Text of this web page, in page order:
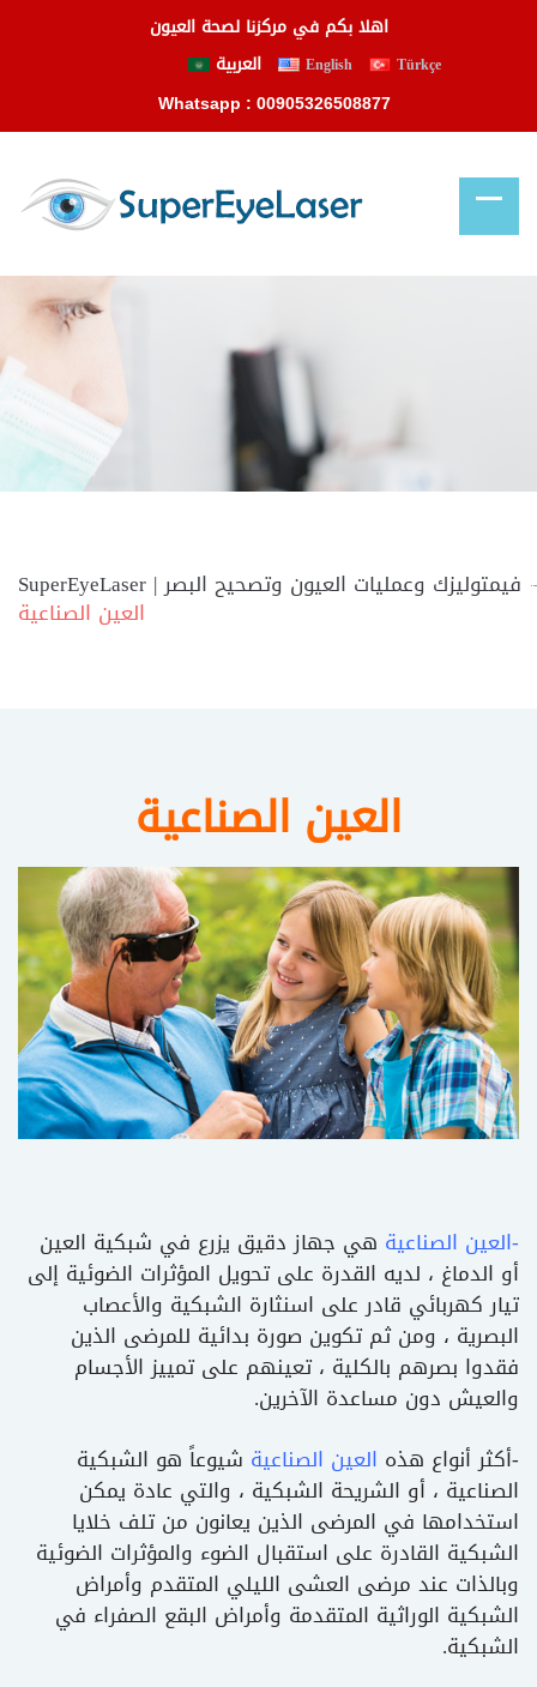
اهلا بكم في مركزنا لصحة العيون
العربية
English Türkçe
Whatsapp : 00905326508877
SuperEyeLaser | فيمتوليزك وعمليات العيون وتصحيح البصر
العين الصناعية
العين الصناعية
-العين الصناعية هي جهاز دقيق يزرع في شبكية العين
أو الدماغ ، لديه القدرة على تحويل المؤثرات الضوئية إلى
تيار كهربائي قادر على اسنثارة الشبكية والأعصاب
البصرية ، ومن ثم تكوين صورة بدائية للمرضى الذين
فقدوا بصرهم بالكلية ، تعينهم على تمييز الأجسام
والعيش دون مساعدة الآخرين.
-أكثر أنواع هذه العين الصناعية شيوعاً هو الشبكية
الصناعية ، أو الشريحة الشبكية ، والتي عادة يمكن
استخدامها في المرضى الذين يعانون من تلف خلايا
الشبكية القادرة على استقبال الضوء والمؤثرات الضوئية
وبالذات عند مرضى العشى الليلي المتقدم وأمراض
الشبكية الوراثية المتقدمة وأمراض البقع الصفراء في
الشبكية.